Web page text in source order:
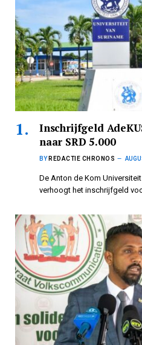
Inschrijfgeld
naar SRD 5.000
BY REDACTIE CHRONOS
De Anton de Kom
verhoogt het inschrijfgeld